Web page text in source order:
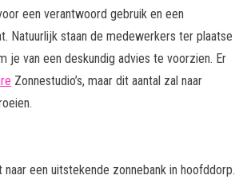
een verantwoord gebruik en een
Natuurlijk staan de medewerkers ter plaatse
je van een deskundig advies te voorzien. Er
Zonnestudio’s, maar dit aantal zal naar
een uitstekende zonnebank in hoofddorp.